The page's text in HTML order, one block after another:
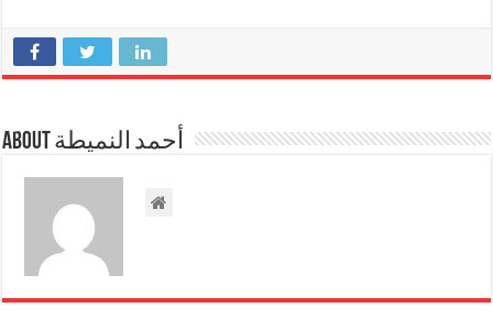
لها تدبير قطاع النظافة بفاس،
بإرسال آلية ثقيلة عبارة عن
About أحمد النميطة